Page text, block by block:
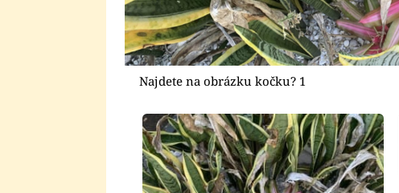
Najdete na obrázku kočku? 1